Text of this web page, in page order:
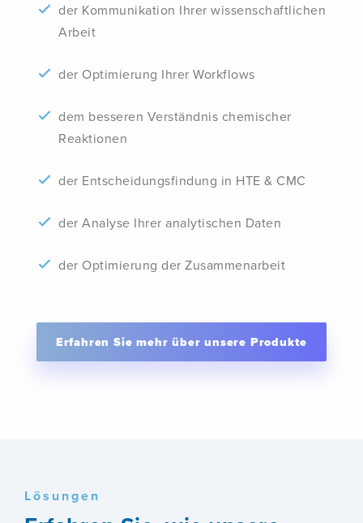
der Kommunikation Ihrer wissenschaftlichen
Arbeit
der Optimierung Ihrer Workflows
dem besseren Verständnis chemischer
Reaktionen
der Entscheidungsfindung in HTE & CMC
der Analyse Ihrer analytischen Daten
der Optimierung der Zusammenarbeit
Erfahren Sie mehr über unsere Produkte
Lösungen